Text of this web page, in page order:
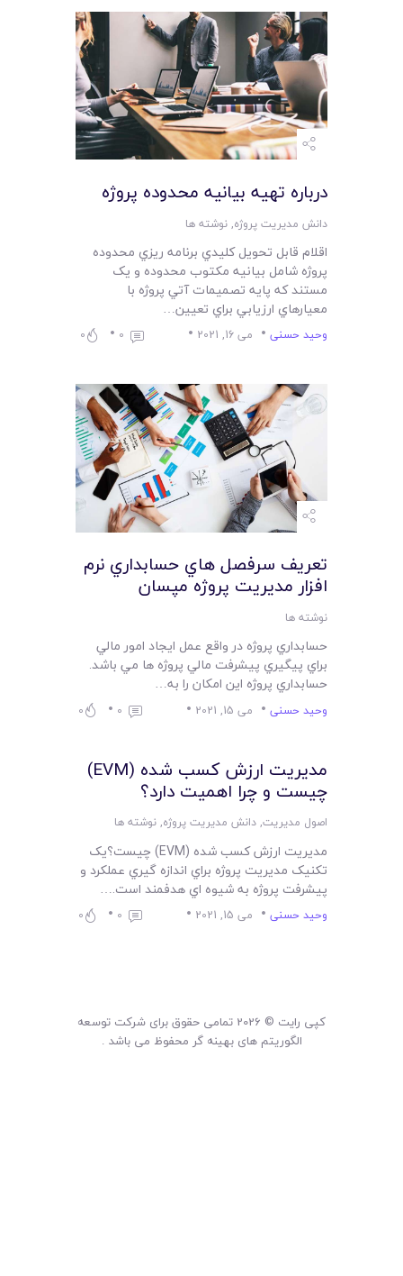
درباره تهيه بيانيه محدوده پروژه
دانش مدیریت پروژه,نوشته ها
اقلام قابل تحويل کليدي برنامه ريزي محدوده
پروژه شامل بيانيه مکتوب محدوده و يک
مستند که پايه تصميمات آتي پروژه با
معيارهاي ارزيابي براي تعيين…
وحید حسنی می 16, 2021 0
0
تعريف سرفصل هاي حسابداري نرم
افزار مديريت پروژه مپسان
نوشته ها
حسابداري پروژه در واقع عمل ايجاد امور مالي
براي پيگيري پيشرفت مالي پروژه ها مي باشد.
حسابداري پروژه اين امکان را به…
وحید حسنی می 15, 2021 0
0
مديريت ارزش کسب شده (EVM)
چيست و چرا اهميت دارد؟
اصول مدیریت,دانش مدیریت پروژه,نوشته ها
مديريت ارزش کسب شده (EVM) چيست؟يک
تکنيک مديريت پروژه براي اندازه گيري عملکرد و
پيشرفت پروژه به شيوه اي هدفمند است.…
وحید حسنی می 15, 2021 0
0
کپی رایت © 2026 تمامی حقوق برای شرکت توسعه
الگوریتم های بهینه گر محفوظ می باشد .